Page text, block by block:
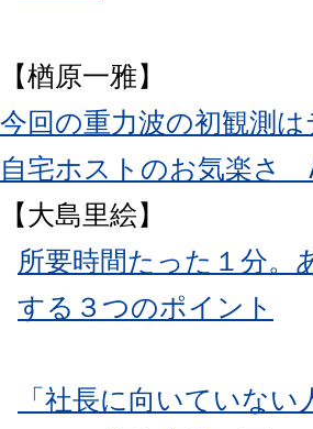
【楢原一雅】
今回の重力波の初観測
自宅ホストのお気楽さ
【大島里絵】
所要時間たった１分。
する３つのポイント
「社長に向いていな